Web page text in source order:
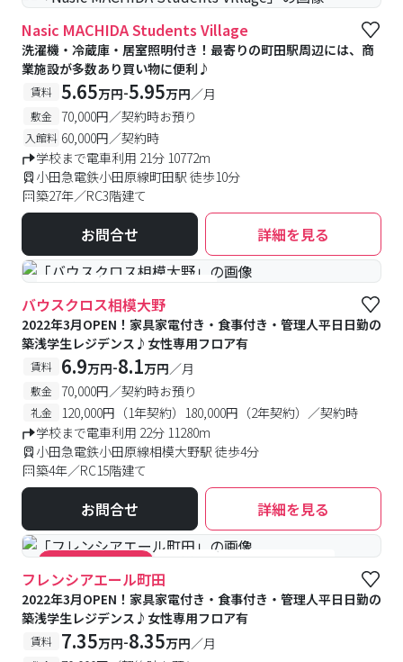
Nasic MACHIDA Students Village
洗濯機・冷蔵庫・居室照明付き！最寄りの町田駅周辺には、商
業施設が多数あり買い物に便利♪
賃料 5.65万円-5.95万円／月
敷金 70,000円／契約時お預り
入館料 60,000円／契約時
学校まで電車利用 21分 10772m
小田急電鉄小田原線町田駅 徒歩10分
築27年／RC3階建て
お問合せ 詳細を見る
#食事付き #女性専用フロアあり
バウスクロス相模大野
2022年3月OPEN！家具家電付き・食事付き・管理人平日日勤の
築浅学生レジデンス♪女性専用フロア有
賃料 6.9万円-8.1万円／月
敷金 70,000円／契約時お預り
礼金
120,000円（1年契約）180,000円（2年契約）／契約時
学校まで電車利用 22分 11280m
小田急電鉄小田原線相模大野駅 徒歩4分
築4年／RC15階建て
お問合せ 詳細を見る
#キャンペーン実施中 #食事付き #女性専用フロアあり
フレンシアエール町田
2022年3月OPEN！家具家電付き・食事付き・管理人平日日勤の
築浅学生レジデンス♪女性専用フロア有
賃料 7.35万円-8.35万円／月